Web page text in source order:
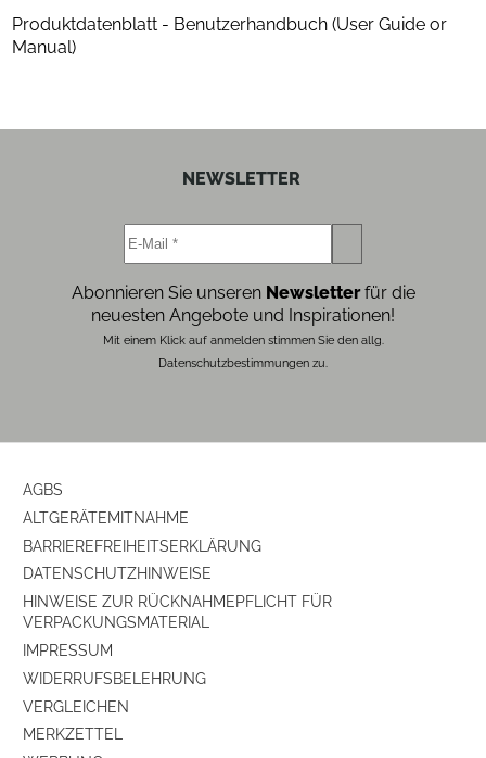
Gehäuse-Farben weiß
Ausstattung & Technik
Subwoofer
Produktdatenblatt - Benutzerhandbuch (User Guide or
Manual)
NEWSLETTER
Abonnieren Sie unseren Newsletterfür die
neuesten Angebote und Inspirationen!
Mit einem Klick auf anmelden stimmen Sie den allg.
Datenschutzbestimmungen zu.
AGBS
ALTGERÄTEMITNAHME
BARRIEREFREIHEITSERKLÄRUNG
DATENSCHUTZHINWEISE
HINWEISE ZUR RÜCKNAHMEPFLICHT FÜR
VERPACKUNGSMATERIAL
IMPRESSUM
WIDERRUFSBELEHRUNG
VERGLEICHEN
MERKZETTEL